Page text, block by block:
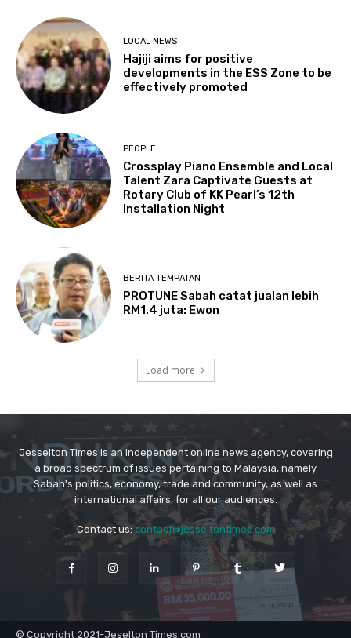
Jesselton Times is an independent online news agency, covering
a broad spectrum of issues pertaining to Malaysia, namely
Sabah's politics, economy, trade and community, as well as
international affairs, for all our audiences.
Contact us:contact@jesseltontimes.com
© Copyright 2021-Jeselton Times.com